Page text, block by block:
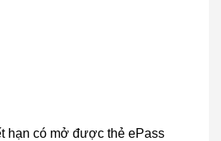
hạn có mở được thẻ ePass